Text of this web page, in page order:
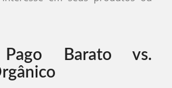
Pago Barato vs.